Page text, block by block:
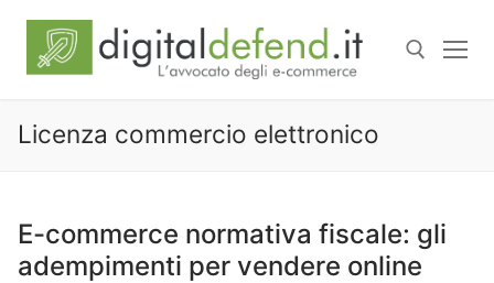
Licenza commercio elettronico
E-commerce normativa fiscale: gli
adempimenti per vendere online